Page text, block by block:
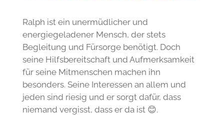
Ralph ist ein unermüdlicher und
energiegeladener Mensch, der stets
Begleitung und Fürsorge benötigt. Doch
seine Hilfsbereitschaft und Aufmerksamkeit
für seine Mitmenschen machen ihn
besonders. Seine Interessen an allem und
jeden sind riesig und er sorgt dafür, dass
niemand vergisst, dass er da ist 😊.